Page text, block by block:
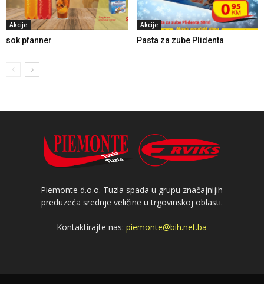
Akcije
sok pfanner
Akcije
Pasta za zube Plidenta
Piemonte d.o.o. Tuzla spada u grupu značajnijih
preduzeća srednje veličine u trgovinskoj oblasti.
Kontaktirajte nas:piemonte@bih.net.ba